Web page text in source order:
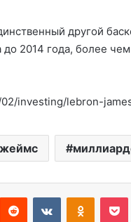
другой
2014 года, более
investing/lebron-
и к